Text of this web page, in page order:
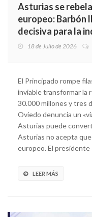
Asturias se
europeo: Barbón
decisiva para la
18 de Julio de 2026
El Principado rompe
inviable transformar la
30.000 millones y tres
Oviedo denuncia un
Asturias puede
Asturias no acepta
europeo. El presidente
LEER MÁS